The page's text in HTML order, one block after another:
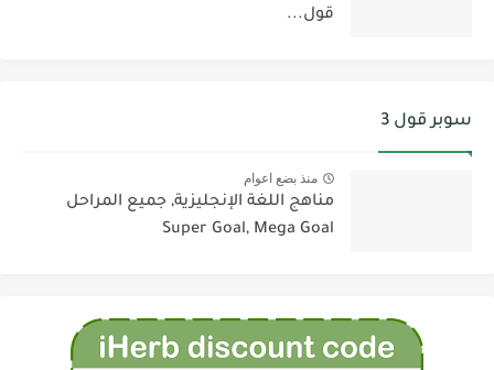
قول...
سوبر قول 3
منذ بضع اعوام
مناهج اللغة الإنجليزية, جميع المراحل
Super Goal, Mega Goal